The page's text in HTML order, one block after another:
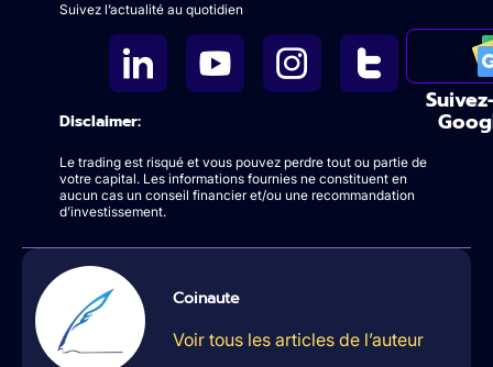
Suivez l’actualité au quotidien
Disclaimer:
Le trading est risqué et vous pouvez perdre tout ou partie de
votre capital. Les informations fournies ne constituent en
aucun cas un conseil financier et/ou une recommandation
d’investissement.
Coinaute
Voir tous les articles de l’auteur